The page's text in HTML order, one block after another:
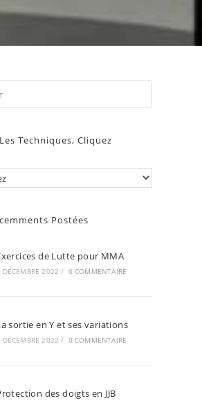
Escape
panel.
Techniques, Cliquez
Postées
de Lutte pour MMA
DÉCEMBRE 2022 / 0 COMMENTAIRE
sortie en Y et ses variations
DÉCEMBRE 2022 / 0 COMMENTAIRE
des doigts en JJB